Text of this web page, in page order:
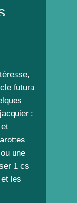
futura
:
une
1 cs
et les